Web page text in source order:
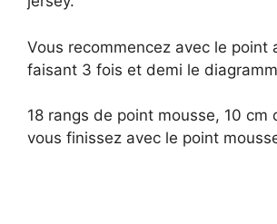
Vous recommencez avec le point
faisant 3 fois et demi le
18 rangs de point mousse, 10 cm
vous finissez avec le point